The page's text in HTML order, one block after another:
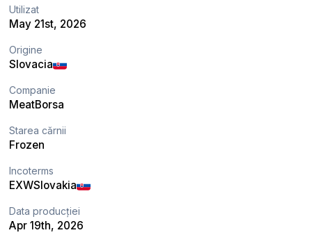
Utilizat
May 21st, 2026
Origine
Slovacia
Companie
MeatBorsa
Starea cărnii
Frozen
Incoterms
EXWSlovakia
Data producției
Apr 19th, 2026